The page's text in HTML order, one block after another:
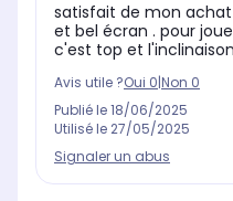
satisfait de mon
et bel écran . pour
c'est top et
Avis utile ?Oui 0|Non 0
Publié le18/06/2025
Utilisé le 27/05/2025
Signaler un abus